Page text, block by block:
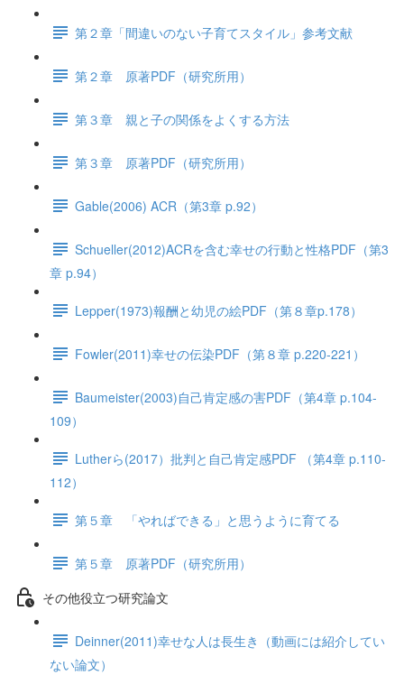
第２章「間違いのない子育てスタイル」参考文献
第２章 原著PDF（研究所用）
第３章 親と子の関係をよくする方法
第３章 原著PDF（研究所用）
Gable(2006) ACR（第3章 p.92）
Schueller(2012)ACRを含む幸せの行動と性格PDF（第3
章 p.94）
Lepper(1973)報酬と幼児の絵PDF（第８章p.178）
Fowler(2011)幸せの伝染PDF（第８章 p.220-221）
Baumeister(2003)自己肯定感の害PDF（第4章 p.104-
109）
Lutherら(2017）批判と自己肯定感PDF （第4章 p.110-
112）
第５章 「やればできる」と思うように育てる
第５章 原著PDF（研究所用）
その他役立つ研究論文
Deinner(2011)幸せな人は長生き（動画には紹介してい
ない論文）